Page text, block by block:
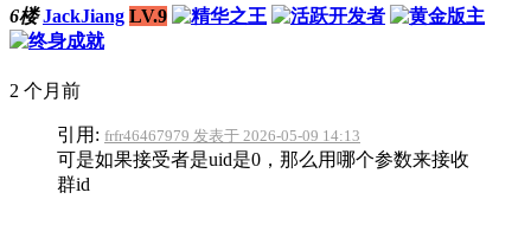
6楼 JackJiang LV.9
2 个月前
引用: frfr46467979 发表于 2026-05-09 14:13
可是如果接受者是uid是0，那么用哪个参数来接收
群id